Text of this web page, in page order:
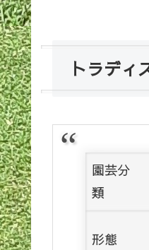
トラディ
園芸分
類
形態